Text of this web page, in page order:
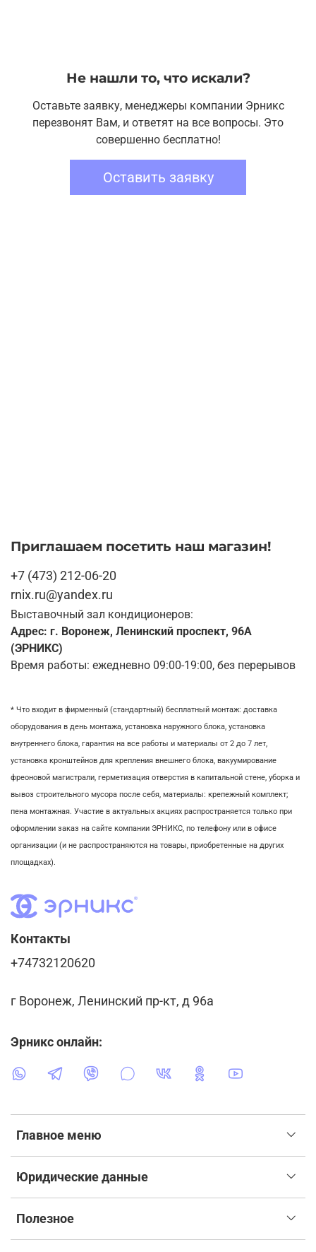
Не нашли то, что искали?
Оставьте заявку, менеджеры компании Эрникс
перезвонят Вам, и ответят на все вопросы. Это
совершенно бесплатно!
Оставить заявку
Приглашаем посетить наш магазин!
+7 (473) 212-06-20
rnix.ru@yandex.ru
Выставочный зал кондиционеров:
Адрес: г. Воронеж, Ленинский проспект, 96А
(ЭРНИКС)
Время работы: ежедневно 09:00-19:00, без перерывов
* Что входит в фирменный (стандартный) бесплатный монтаж: доставка
оборудования в день монтажа, установка наружного блока, установка
внутреннего блока, гарантия на все работы и материалы от 2 до 7 лет,
установка кронштейнов для крепления внешнего блока, вакуумирование
фреоновой магистрали, герметизация отверстия в капитальной стене, уборка и
вывоз строительного мусора после себя, материалы: крепежный комплект;
пена монтажная. Участие в актуальных акциях распространяется только при
оформлении заказ на сайте компании ЭРНИКС, по телефону или в офисе
организации (и не распространяются на товары, приобретенные на других
площадках).
Главное меню
Юридические данные
Полезное
Контакты
+74732120620
г Воронеж, Ленинский пр-кт, д 96а
Эрникс онлайн: